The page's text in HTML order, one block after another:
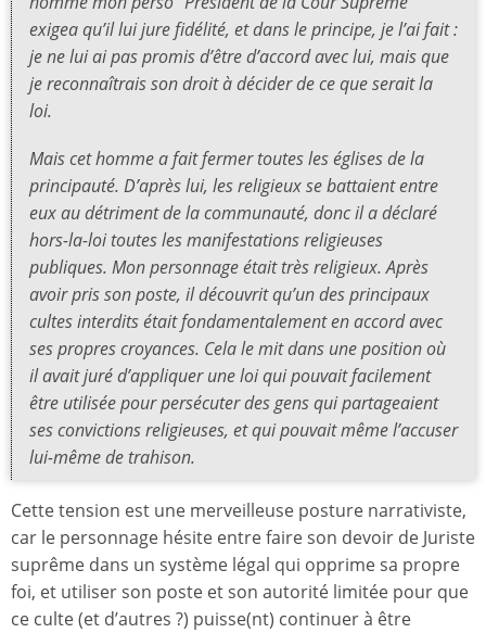
exigea qu’il lui jure fidélité, et dans le principe, je l’ai fait :
je ne lui ai pas promis d’être d’accord avec lui, mais que
je reconnaîtrais son droit à décider de ce que serait la
loi.
Mais cet homme a fait fermer toutes les églises de la
principauté. D’après lui, les religieux se battaient entre
eux au détriment de la communauté, donc il a déclaré
hors-la-loi toutes les manifestations religieuses
publiques. Mon personnage était très religieux. Après
avoir pris son poste, il découvrit qu’un des principaux
cultes interdits était fondamentalement en accord avec
ses propres croyances. Cela le mit dans une position où
il avait juré d’appliquer une loi qui pouvait facilement
être utilisée pour persécuter des gens qui partageaient
ses convictions religieuses, et qui pouvait même l’accuser
lui-même de trahison.
Cette tension est une merveilleuse posture narrativiste,
car le personnage hésite entre faire son devoir de Juriste
suprême dans un système légal qui opprime sa propre
foi, et utiliser son poste et son autorité limitée pour que
ce culte (et d’autres ?) puisse(nt) continuer à être